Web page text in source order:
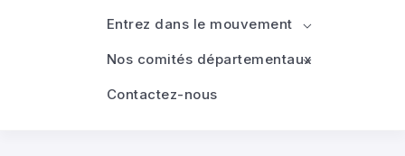
Entrez dans le mouvement
Nos comités départementaux
Contactez-nous